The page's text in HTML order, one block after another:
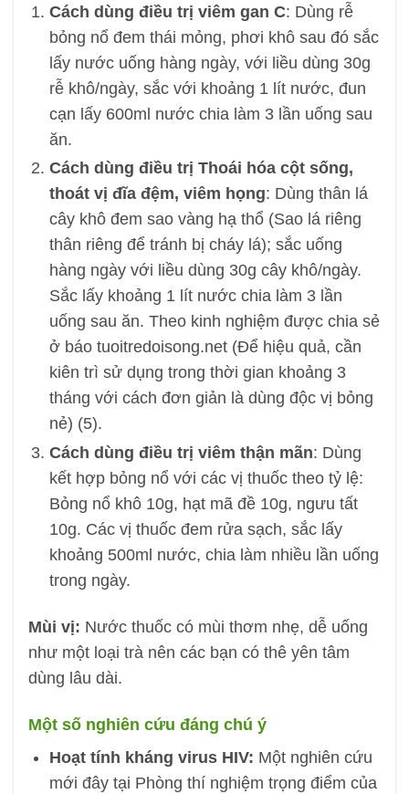
Cách dùng điều trị viêm gan C: Dùng rễ
bỏng nổ đem thái mỏng, phơi khô sau đó sắc
lấy nước uống hàng ngày, với liều dùng 30g
rễ khô/ngày, sắc với khoảng 1 lít nước, đun
cạn lấy 600ml nước chia làm 3 lần uống sau
ăn.
Cách dùng điều trị Thoái hóa cột sống,
thoát vị đĩa đệm, viêm họng: Dùng thân lá
cây khô đem sao vàng hạ thổ (Sao lá riêng
thân riêng để tránh bị cháy lá); sắc uống
hàng ngày với liều dùng 30g cây khô/ngày.
Sắc lấy khoảng 1 lít nước chia làm 3 lần
uống sau ăn. Theo kinh nghiệm được chia sẻ
ở báo tuoitredoisong.net (Để hiệu quả, cần
kiên trì sử dụng trong thời gian khoảng 3
tháng với cách đơn giản là dùng độc vị bỏng
nẻ) (5).
Cách dùng điều trị viêm thận mãn: Dùng
kết hợp bỏng nổ với các vị thuốc theo tỷ lệ:
Bỏng nổ khô 10g, hạt mã đề 10g, ngưu tất
10g. Các vị thuốc đem rửa sạch, sắc lấy
khoảng 500ml nước, chia làm nhiều lần uống
trong ngày.
Mùi vị: Nước thuốc có mùi thơm nhẹ, dễ uống
như một loại trà nên các bạn có thê yên tâm
dùng lâu dài.
Một số nghiên cứu đáng chú ý
Hoạt tính kháng virus HIV: Một nghiên cứu
mới đây tại Phòng thí nghiệm trọng điểm của